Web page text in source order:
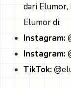
dari Elumor,
Elumor di:
Instagram:
Instagram:
TikTok: